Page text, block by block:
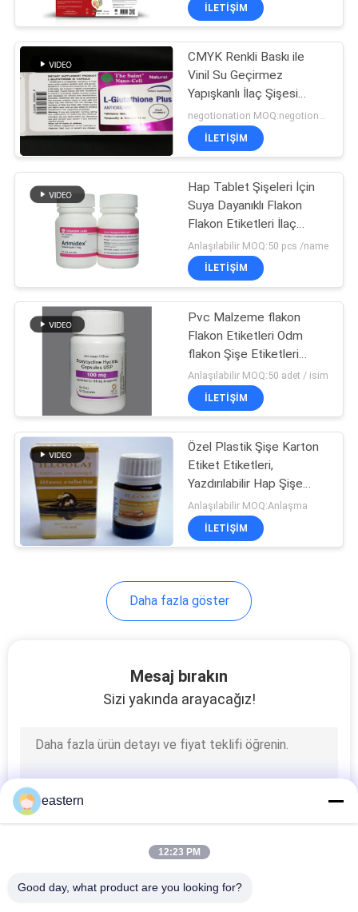
İLETIŞIM
CMYK Renkli Baskı ile
Vinil Su Geçirmez
Yapışkanlı İlaç Şişesi
Etiketleri
İLETIŞIM
Hap Tablet Şişeleri İçin
Suya Dayanıklı Flakon
Flakon Etiketleri İlaç
Flakon Etiketi
Anlaşılabilir MOQ:50 pcs /name
İLETIŞIM
Pvc Malzeme flakon
Flakon Etiketleri Odm
flakon Şişe Etiketleri
Çıkartmalar Özel Boyut
Anlaşılabilir MOQ:50 adet / isim
İLETIŞIM
Özel Plastik Şişe Karton
Etiket Etiketleri,
Yazdırılabilir Hap Şişe
Etiketleri Çok Boyutlu
Anlaşılabilir MOQ:Anlaşma
İLETIŞIM
Daha fazla göster
Mesaj bırakın
Sizi yakında arayacağız!
eastern
12:23 PM
Good day, what product are you looking for?